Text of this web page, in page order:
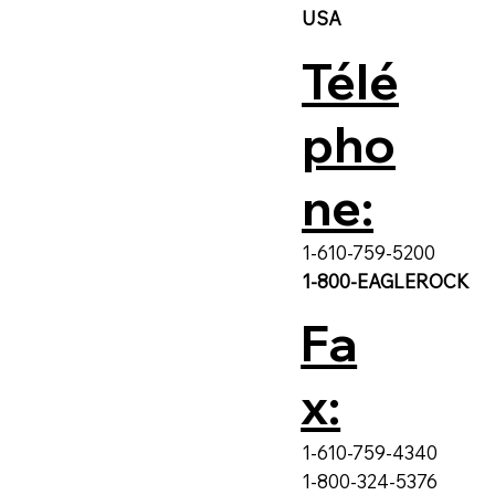
USA
Télé
pho
ne:
1-610-759-5200
1-800-EAGLEROCK
Fa
x:
1-610-759-4340
1-800-324-5376